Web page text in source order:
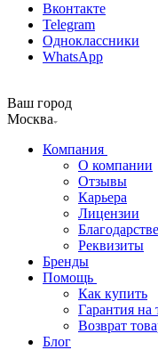
Вконтакте
Telegram
Одноклассники
WhatsApp
Ваш город
Москва
Компания
О компании
Отзывы
Карьера
Лицензии
Реквизиты
Бренды
Помощь
Как купить
Гарантия на
Возврат
Блог